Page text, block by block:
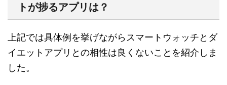
トが捗るアプリは？
上記では具体例を挙げながらスマートウォッチとダ
イエットアプリとの相性は良くないことを紹介しま
した。